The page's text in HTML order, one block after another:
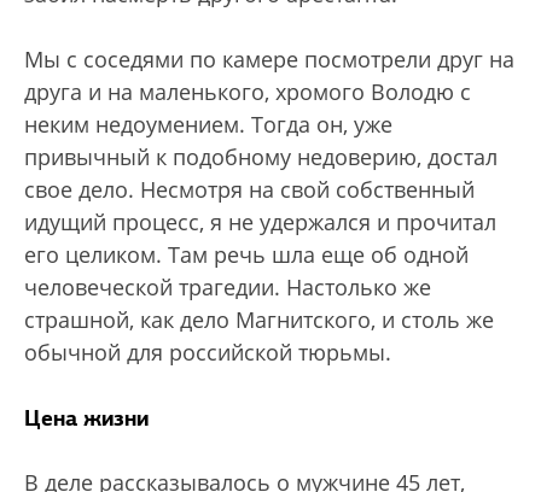
Мы с соседями по камере посмотрели друг на
друга и на маленького, хромого Володю с
неким недоумением. Тогда он, уже
привычный к подобному недоверию, достал
свое дело. Несмотря на свой собственный
идущий процесс, я не удержался и прочитал
его целиком. Там речь шла еще об одной
человеческой трагедии. Настолько же
страшной, как дело Магнитского, и столь же
обычной для российской тюрьмы.
Цена жизни
В деле рассказывалось о мужчине 45 лет,